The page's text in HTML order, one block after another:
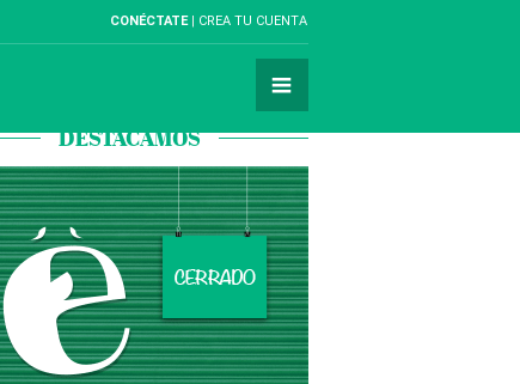
CONÉCTATE CREA TU CUENTA
DESTACAMOS